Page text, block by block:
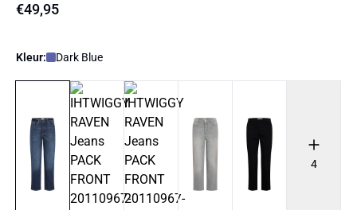
€49,95
Kleur: Dark Blue
4